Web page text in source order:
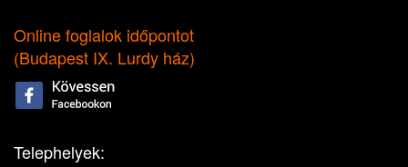
Online foglalok időpontot
(Budapest IX. Lurdy ház)
Telephelyek: